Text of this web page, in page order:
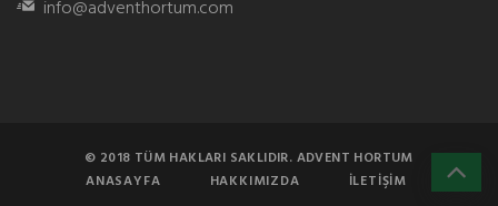
info@adventhortum.com
© 2018 TÜM HAKLARI SAKLIDIR. ADVENT HORTUM
ANASAYFA
HAKKIMIZDA İLETIŞIM